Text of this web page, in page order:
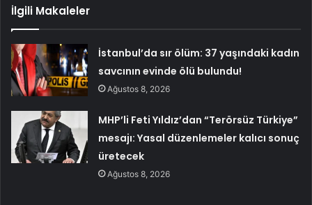
İlgili Makaleler
İstanbul’da sır ölüm: 37 yaşındaki kadın
savcının evinde ölü bulundu!
Ağustos 8, 2026
MHP’li Feti Yıldız’dan “Terörsüz Türkiye”
mesajı: Yasal düzenlemeler kalıcı sonuç
üretecek
Ağustos 8, 2026